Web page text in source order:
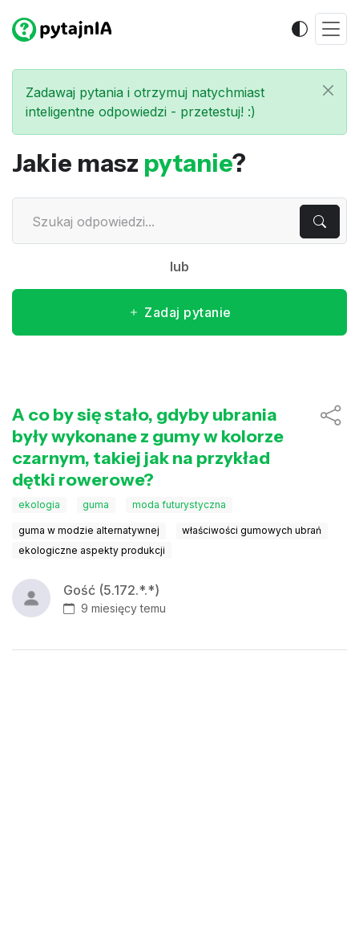
Zadawaj pytania i otrzymuj natychmiast
inteligentne odpowiedzi - przetestuj! :)
Jakie masz pytanie?
lub
Zadaj pytanie
A co by się stało, gdyby ubrania
były wykonane z gumy w kolorze
czarnym, takiej jak na przykład
dętki rowerowe?
ekologia guma moda futurystyczna
guma w modzie alternatywnej
właściwości gumowych ubrań
ekologiczne aspekty produkcji
Gość (5.172.*.*)
9 miesięcy temu